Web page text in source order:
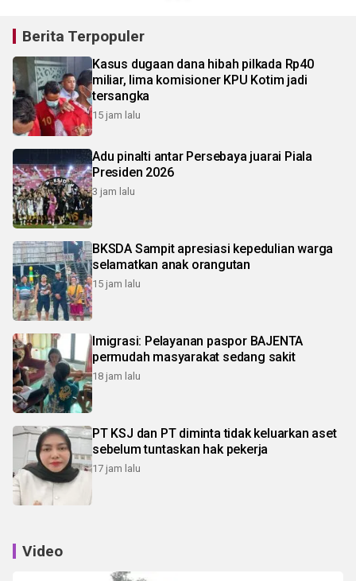
Berita Terpopuler
Kasus dugaan dana hibah pilkada Rp40
miliar, lima komisioner KPU Kotim jadi
tersangka
15 jam lalu
Adu pinalti antar Persebaya juarai Piala
Presiden 2026
3 jam lalu
BKSDA Sampit apresiasi kepedulian warga
selamatkan anak orangutan
15 jam lalu
Imigrasi: Pelayanan paspor BAJENTA
permudah masyarakat sedang sakit
18 jam lalu
PT KSJ dan PT diminta tidak keluarkan aset
sebelum tuntaskan hak pekerja
17 jam lalu
Video